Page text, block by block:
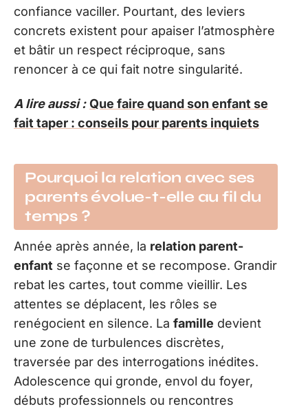
confiance vaciller. Pourtant, des leviers
concrets existent pour apaiser l’atmosphère
et bâtir un respect réciproque, sans
renoncer à ce qui fait notre singularité.
A lire aussi : Que faire quand son enfant se
fait taper : conseils pour parents inquiets
Pourquoi la relation avec ses
parents évolue-t-elle au fil du
temps ?
Année après année, la relation parent-
enfant se façonne et se recompose. Grandir
rebat les cartes, tout comme vieillir. Les
attentes se déplacent, les rôles se
renégocient en silence. La famille devient
une zone de turbulences discrètes,
traversée par des interrogations inédites.
Adolescence qui gronde, envol du foyer,
débuts professionnels ou rencontres